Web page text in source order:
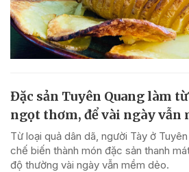
Đặc sản Tuyên Quang làm
ngọt thơm, để vài ngày vẫn
Từ loại quả dân dã, người Tày ở
chế biến thành món đặc sản thanh
độ thường vài ngày vẫn mềm dẻo.